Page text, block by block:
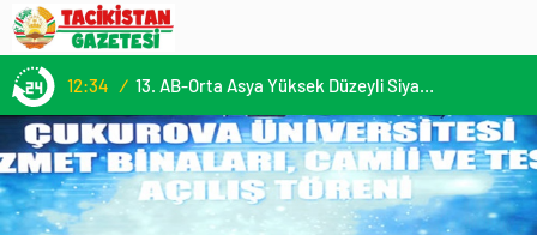
12:34 / 13. AB-Orta Asya Yüksek Düzeyli Siyasi ve Güvenlik Diyaloğuna Katılım